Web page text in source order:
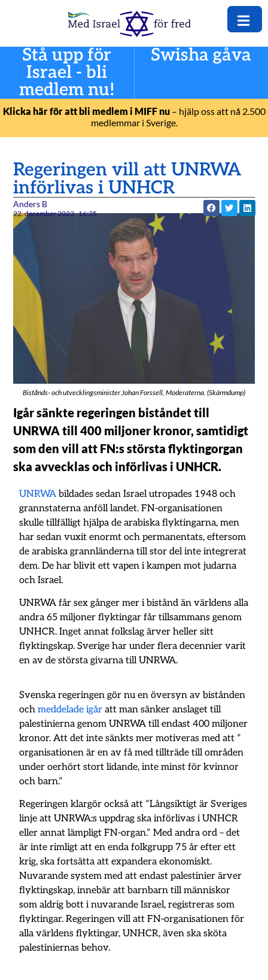
Stå upp för
Israel - bli
medlem nu!
Swisha gåva
Klicka här för att bli medlem i MIFF nu– hjälp oss att nå 2.500
medlemmar i Sverige.
Regeringen vill att UNRWA
införlivas i UNHCR
Anders B
22. december 2023 16:35
Bistånds- och utvecklingsminister Johan Forssell, Moderaterna. (Skärmdump)
Igår sänkte regeringen biståndet till
UNRWA till 400 miljoner kronor, samtidigt
som den vill att FN:s största flyktingorgan
ska avvecklas och införlivas i UNHCR.
UNRWA bildades sedan Israel utropades 1948 och
grannstaterna anföll landet. FN-organisationen
skulle tillfälligt hjälpa de arabiska flyktingarna, men
har sedan vuxit enormt och permanentats, eftersom
de arabiska grannländerna till stor del inte integrerat
dem. De har blivit ett vapen i kampen mot judarna
och Israel.
UNRWA får sex gånger mer i bistånd än världens alla
andra 65 miljoner flyktingar får tillsammans genom
UNHCR. Inget annat folkslag ärver heller sitt
flyktingskap. Sverige har under flera decennier varit
en av de största givarna till UNRWA.
Svenska regeringen gör nu en översyn av bistånden
ochmeddelade igår att man sänker anslaget till
palestinierna genom UNRWA till endast 400 miljoner
kronor. Att det inte sänkts mer motiveras med att ”
organisationen är en av få med tillträde till områden
under oerhört stort lidande, inte minst för kvinnor
och barn.”
Regeringen klargör också att ”Långsiktigt är Sveriges
linje att UNRWA:s uppdrag ska införlivas i UNHCR
eller annat lämpligt FN-organ.” Med andra ord – det
är inte rimligt att en enda folkgrupp 75 år efter ett
krig, ska fortsätta att expandera ekonomiskt.
Nuvarande system med att endast palestinier ärver
flyktingskap, innebär att barnbarn till människor
som aldrig bott i nuvarande Israel, registreras som
flyktingar. Regeringen vill att FN-organisationen för
alla världens flyktingar, UNHCR, även ska sköta
palestiniernas behov.